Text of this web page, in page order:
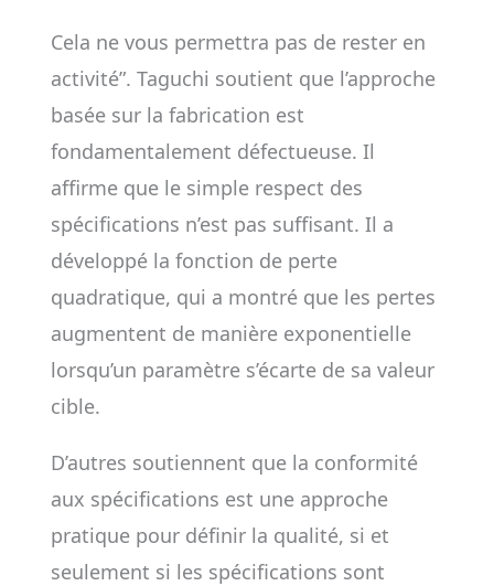
Cela ne vous permettra pas de rester en
activité”. Taguchi soutient que l’approche
basée sur la fabrication est
fondamentalement défectueuse. Il
affirme que le simple respect des
spécifications n’est pas suffisant. Il a
développé la fonction de perte
quadratique, qui a montré que les pertes
augmentent de manière exponentielle
lorsqu’un paramètre s’écarte de sa valeur
cible.
D’autres soutiennent que la conformité
aux spécifications est une approche
pratique pour définir la qualité, si et
seulement si les spécifications sont